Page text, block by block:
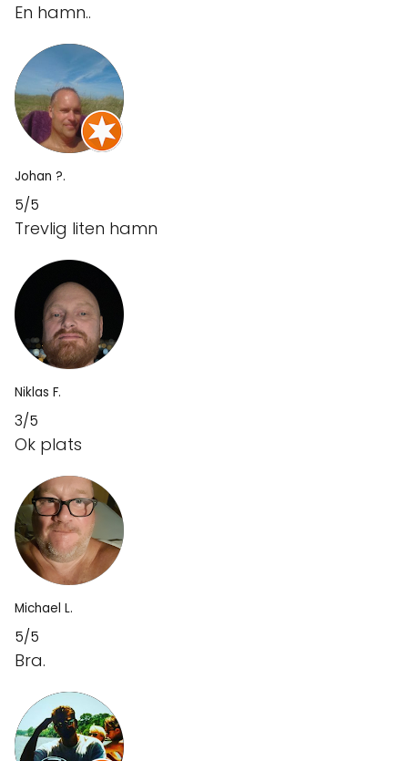
En hamn..
Johan ?.
5/5
Trevlig liten hamn
Niklas F.
3/5
Ok plats
Michael L.
5/5
Bra.